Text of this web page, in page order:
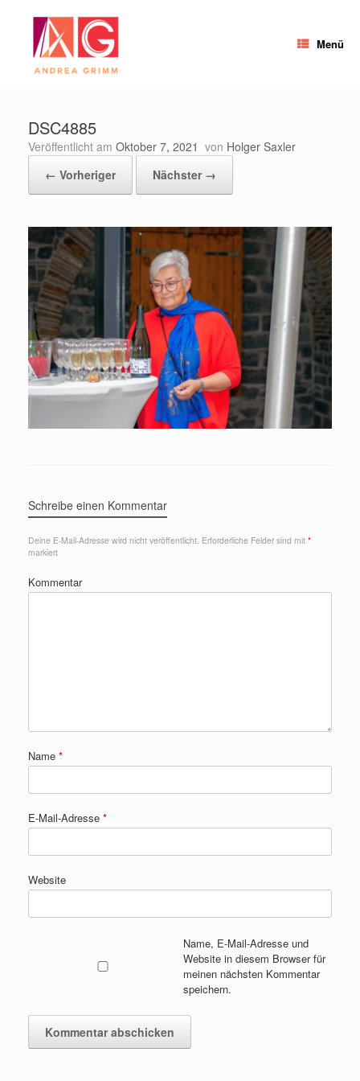
springen
Menü
DSC4885
Veröffentlicht am Oktober 7, 2021 von Holger Saxler
← Vorheriger
Nächster →
Schreibe einen Kommentar
Deine E-Mail-Adresse wird nicht veröffentlicht. Erforderliche Felder sind mit *
markiert
Kommentar
Name *
E-Mail-Adresse *
Website
Name, E-Mail-Adresse und
Website in diesem Browser für
meinen nächsten Kommentar
speichern.